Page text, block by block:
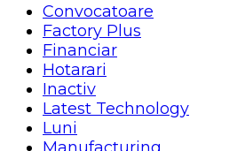
Convocatoare
Factory Plus
Financiar
Hotarari
Inactiv
Latest Technology
Luni